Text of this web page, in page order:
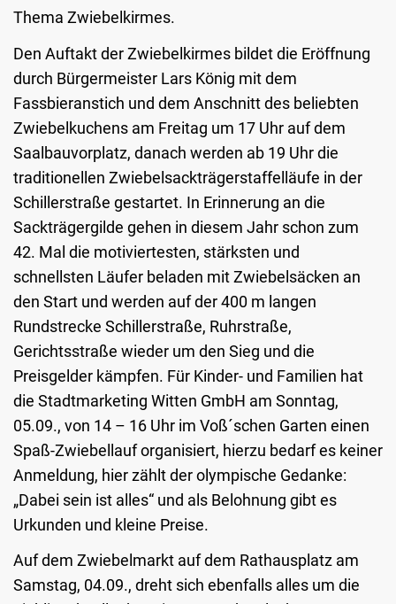
Thema Zwiebelkirmes.
Den Auftakt der Zwiebelkirmes bildet die Eröffnung
durch Bürgermeister Lars König mit dem
Fassbieranstich und dem Anschnitt des beliebten
Zwiebelkuchens am Freitag um 17 Uhr auf dem
Saalbauvorplatz, danach werden ab 19 Uhr die
traditionellen Zwiebelsackträgerstaffelläufe in der
Schillerstraße gestartet. In Erinnerung an die
Sackträgergilde gehen in diesem Jahr schon zum
42. Mal die motiviertesten, stärksten und
schnellsten Läufer beladen mit Zwiebelsäcken an
den Start und werden auf der 400 m langen
Rundstrecke Schillerstraße, Ruhrstraße,
Gerichtsstraße wieder um den Sieg und die
Preisgelder kämpfen. Für Kinder- und Familien hat
die Stadtmarketing Witten GmbH am Sonntag,
05.09., von 14 – 16 Uhr im Voß´schen Garten einen
Spaß-Zwiebellauf organisiert, hierzu bedarf es keiner
Anmeldung, hier zählt der olympische Gedanke:
„Dabei sein ist alles“ und als Belohnung gibt es
Urkunden und kleine Preise.
Auf dem Zwiebelmarkt auf dem Rathausplatz am
Samstag, 04.09., dreht sich ebenfalls alles um die